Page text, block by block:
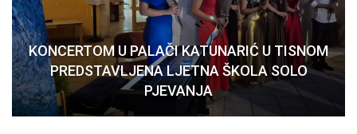
KONCERTOM U PALAČI KATUNARIĆ U TISNOM
PREDSTAVLJENA LJETNA ŠKOLA SOLO
PJEVANJA